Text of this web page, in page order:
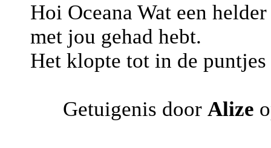
Hoi Oceana Wat een
met jou gehad hebt.
Het klopte tot in de
Getuigenis door Alize